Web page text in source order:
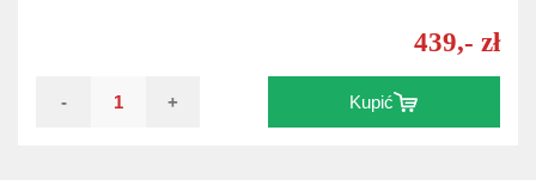
439,- zł
- + Kupić